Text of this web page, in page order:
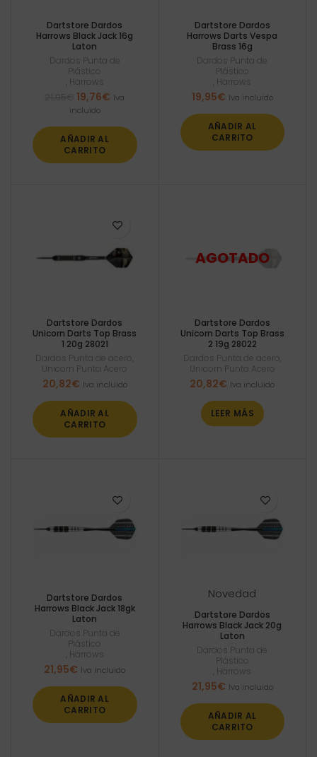
Dartstore Dardos
Harrows Black Jack 16g
Laton
Dardos Punta de
Plástico
Harrows
El
precio
era:
21,95€.
19,76€ El
19,76€.
Iva
incluido
AÑADIR AL
CARRITO
Dartstore Dardos
Harrows Darts Vespa
Brass 16g
Dardos Punta de
Plástico
Harrows
19,95€ Iva incluido
AÑADIR AL
CARRITO
Dartstore Dardos
Unicorn Darts Top Brass
1 20g 28021
Dardos Punta de acero
Unicorn Punta Acero
20,82€ Iva incluido
AÑADIR AL
CARRITO
Dartstore Dardos
Unicorn Darts Top Brass
2 19g 28022
Dardos Punta de acero
Unicorn Punta Acero
20,82€ Iva incluido
LEER MÁS
Dartstore Dardos
Harrows Black Jack 18gk
Laton
Dardos Punta de
Plástico
Harrows
21,95€ Iva incluido
AÑADIR AL
CARRITO
Novedad
Dartstore Dardos
Harrows Black Jack 20g
Laton
Dardos Punta de
Plástico
Harrows
21,95€ Iva incluido
AÑADIR AL
CARRITO